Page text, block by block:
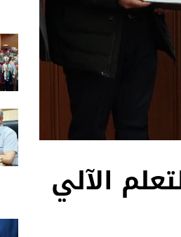
الآلي